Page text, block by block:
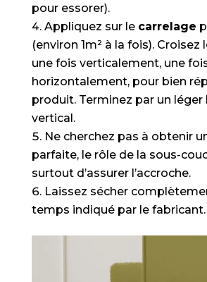
pour essorer).
Appliquez sur le carrelage
(environ 1m² à la fois). Croisez
une fois verticalement, une
horizontalement, pour bien
produit. Terminez par un léger
vertical.
Ne cherchez pas à obtenir
parfaite, le rôle de la sous-
surtout d’assurer l’accroche.
Laissez sécher
temps indiqué par le fabricant.